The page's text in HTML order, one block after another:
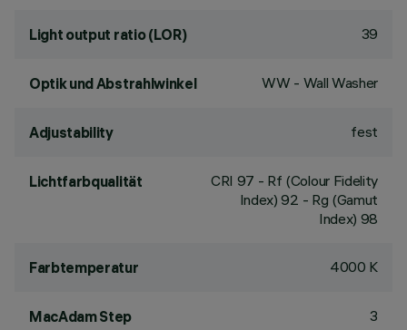
Light output ratio (LOR) 39
Optik und Abstrahlwinkel WW - Wall Washer
Adjustability fest
Lichtfarbqualität CRI 97 - Rf (Colour Fidelity
Index) 92 - Rg (Gamut
Index) 98
Farbtemperatur 4000 K
MacAdam Step 3